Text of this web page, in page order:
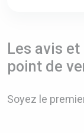
Les avis
point de
Soyez le